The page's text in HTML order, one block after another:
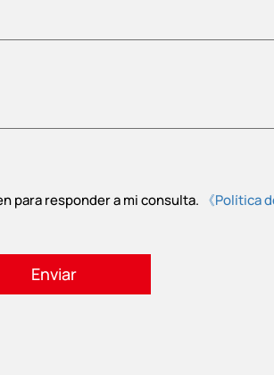
para responder a mi consulta. 《Política